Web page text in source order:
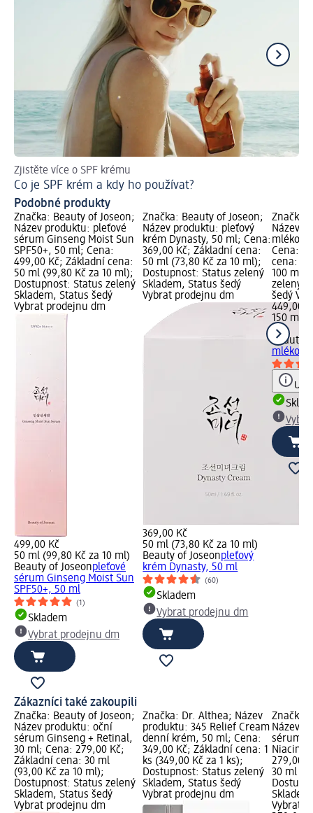
Zjistěte více o SPF krému
Co je SPF krém a kdy ho používat?
Podobné produkty
Značka: Beauty of Joseon;
Název produktu: pleťové
sérum Ginseng Moist Sun
SPF50+, 50 ml; Cena:
499,00 Kč; Základní cena:
50 ml (99,80 Kč za 10 ml);
Dostupnost: Status zelený
Skladem, Status šedý
Vybrat prodejnu dm
499,00 Kč
50 ml (99,80 Kč za 10 ml)
Beauty of Joseonpleťové
sérum Ginseng Moist Sun
SPF50+, 50 ml
(1)
Skladem
Vybrat prodejnu dm
Značka: Beauty of Joseon;
Název produktu: pleťový
krém Dynasty, 50 ml; Cena:
369,00 Kč; Základní cena:
50 ml (73,80 Kč za 10 ml);
Dostupnost: Status zelený
Skladem, Status šedý
Vybrat prodejnu dm
369,00 Kč
50 ml (73,80 Kč za 10 ml)
Beauty of Joseonpleťový
krém Dynasty, 50 ml
(60)
Skladem
Vybrat prodejnu dm
Značka:
Název
mléko
Cena:
cena:
100 ml);
zelený
šedý
449,00
150 ml
ml)
Beauty
mléko
Zákazníci také zakoupili
Značka: Beauty of Joseon;
Název produktu: oční
sérum Ginseng + Retinal,
30 ml; Cena: 279,00 Kč;
Základní cena: 30 ml
(93,00 Kč za 10 ml);
Dostupnost: Status zelený
Skladem, Status šedý
Vybrat prodejnu dm
Značka: Dr. Althea; Název
produktu: 345 Relief Cream
denní krém, 50 ml; Cena:
349,00 Kč; Základní cena: 1
ks (349,00 Kč za 1 ks);
Dostupnost: Status zelený
Skladem, Status šedý
Vybrat prodejnu dm
Značka:
Název
sérum
279,00
30 ml
Vybrat